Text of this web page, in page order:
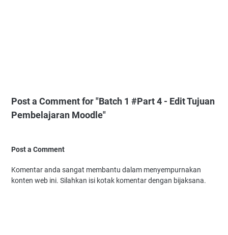
Post a Comment for "Batch 1 #Part 4 - Edit Tujuan
Pembelajaran Moodle"
Post a Comment
Komentar anda sangat membantu dalam menyempurnakan
konten web ini. Silahkan isi kotak komentar dengan bijaksana.